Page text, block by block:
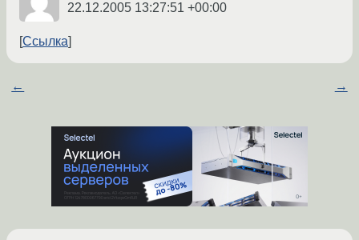
22.12.2005 13:27:51 +00:00
Ссылка
← →